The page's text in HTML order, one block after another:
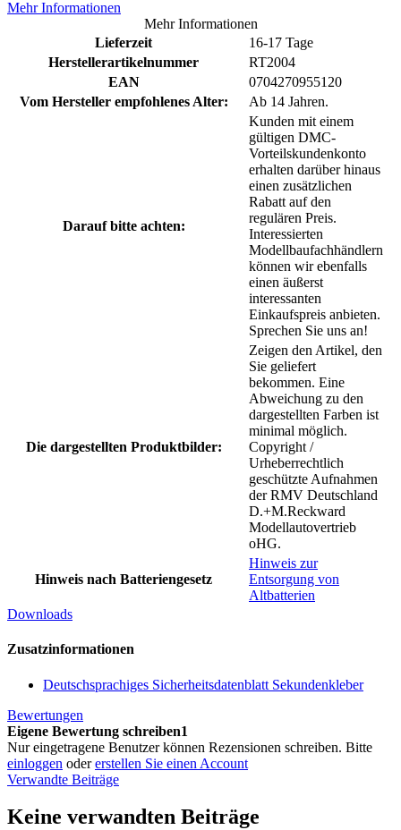
Mehr Informationen
Mehr Informationen
Lieferzeit
16-17 Tage
Herstellerartikelnummer
RT2004
EAN
0704270955120
Vom Hersteller empfohlenes Alter:
Ab 14 Jahren.
Darauf bitte achten:
Kunden mit einem
gültigen DMC-
Vorteilskundenkonto
erhalten darüber hinaus
einen zusätzlichen
Rabatt auf den
regulären Preis.
Interessierten
Modellbaufachhändlern
können wir ebenfalls
einen äußerst
interessanten
Einkaufspreis anbieten.
Sprechen Sie uns an!
Die dargestellten Produktbilder:
Zeigen den Artikel, den
Sie geliefert
bekommen. Eine
Abweichung zu den
dargestellten Farben ist
minimal möglich.
Copyright /
Urheberrechtlich
geschützte Aufnahmen
der RMV Deutschland
D.+M.Reckward
Modellautovertrieb
oHG.
Hinweis nach Batteriengesetz
Hinweis zur
Entsorgung von
Altbatterien
Downloads
Zusatzinformationen
Deutschsprachiges Sicherheitsdatenblatt Sekundenkleber
Bewertungen
Eigene Bewertung schreiben1
Nur eingetragene Benutzer können Rezensionen schreiben. Bitte
einloggen odererstellen Sie einen Account
Verwandte Beiträge
Keine verwandten Beiträge